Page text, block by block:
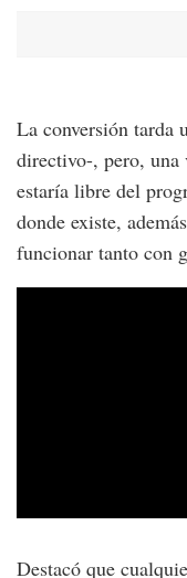
La conversión tarda
directivo-, pero, una
estaría libre del
donde existe,
funcionar tanto con
Destacó que